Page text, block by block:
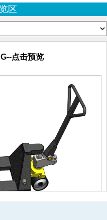
区
点击预览